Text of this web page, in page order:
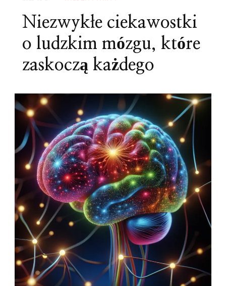
Niezwykłe ciekawostki
o ludzkim mózgu, które
zaskoczą każdego